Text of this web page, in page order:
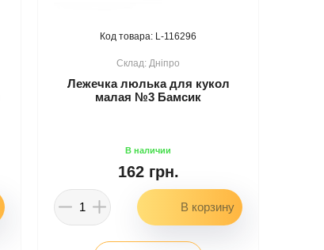
116296
Дніпро
Лежечка люлька для кукол
малая №3 Бамсик
162 грн.